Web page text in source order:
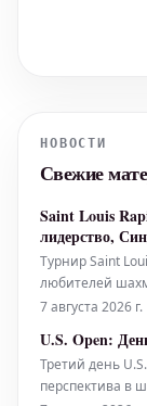
НОВОСТИ
Свежие
Saint Louis
лидерство,
Турнир Saint
любителей
неожиданными
гроссмейстер
высокий
7 августа 2026 г.
U.S. Open:
Третий день
перспектива в